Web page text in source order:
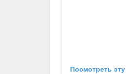
Посмотреть